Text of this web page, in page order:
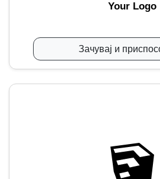
Your Logo
Зачувај и